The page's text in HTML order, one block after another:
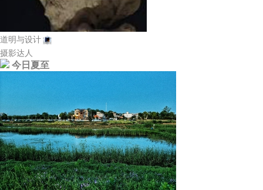
道明与设计
摄影达人
今日夏至